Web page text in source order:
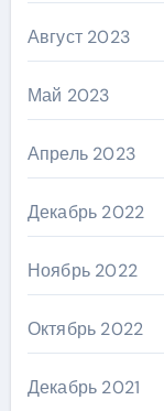
Август 2023
Май 2023
Апрель 2023
Декабрь 2022
Ноябрь 2022
Октябрь 2022
Декабрь 2021